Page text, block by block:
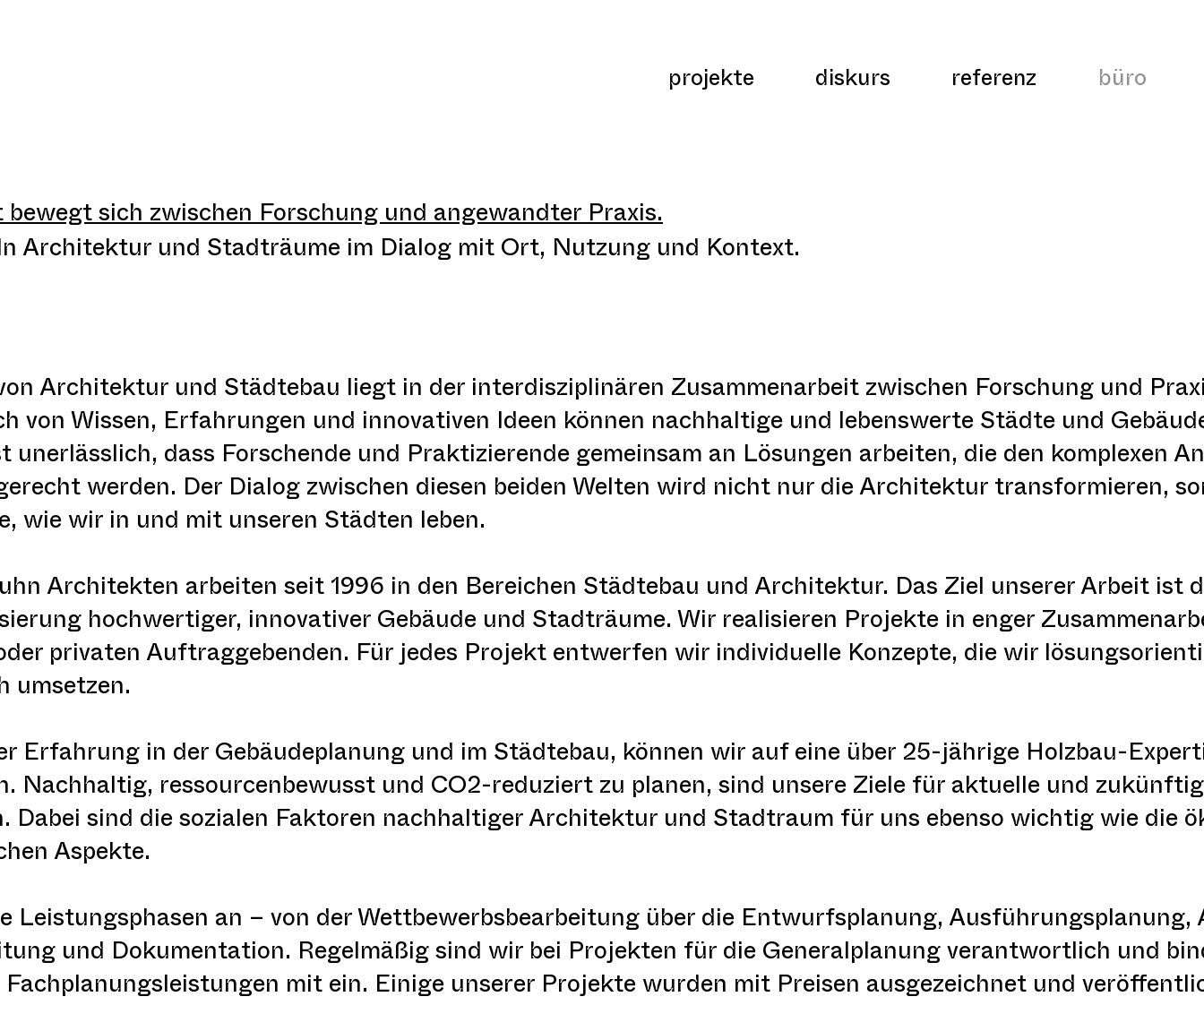
projekte diskurs referenz büro
bewegt sich zwischen Forschung und angewandter Praxis.
Architektur und Stadträume im Dialog mit Ort, Nutzung und Kontext.
Architektur und Städtebau liegt in der interdisziplinären Zusammenarbeit zwischen Forschung und
von Wissen, Erfahrungen und innovativen Ideen können nachhaltige und lebenswerte Städte und
unerlässlich, dass Forschende und Praktizierende gemeinsam an Lösungen arbeiten, die den komplexen
werden. Der Dialog zwischen diesen beiden Welten wird nicht nur die Architektur transformieren,
wie wir in und mit unseren Städten leben.
Architekten arbeiten seit 1996 in den Bereichen Städtebau und Architektur. Das Ziel unserer Arbeit ist
hochwertiger, innovativer Gebäude und Stadträume. Wir realisieren Projekte in enger
privaten Auftraggebenden. Für jedes Projekt entwerfen wir individuelle Konzepte, die wir
umsetzen.
Erfahrung in der Gebäudeplanung und im Städtebau, können wir auf eine über 25-jährige Holzbau-
Nachhaltig, ressourcenbewusst und CO2-reduziert zu planen, sind unsere Ziele für aktuelle und
Dabei sind die sozialen Faktoren nachhaltiger Architektur und Stadtraum für uns ebenso wichtig wie die
Aspekte.
Leistungsphasen an – von der Wettbewerbsbearbeitung über die Entwurfsplanung, Ausführungsplanung,
und Dokumentation. Regelmäßig sind wir bei Projekten für die Generalplanung verantwortlich und
mit ein.​ Einige unserer Projekte wurden mit Preisen ausgezeichnet und